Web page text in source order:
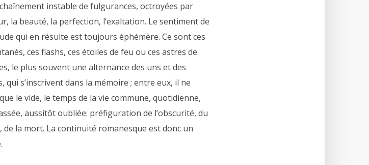
instable de fulgurances, octroyées par
la beauté, la perfection, l’exaltation. Le sentiment de
qui en résulte est toujours éphémère. Ce sont ces
ces flashs, ces étoiles de feu ou ces astres de
le plus souvent une alternance des uns et des
qui s’inscrivent dans la mémoire ; entre eux, il ne
le vide, le temps de la vie commune, quotidienne,
aussitôt oubliée: préfiguration de l’obscurité, du
de la mort. La continuité romanesque est donc un